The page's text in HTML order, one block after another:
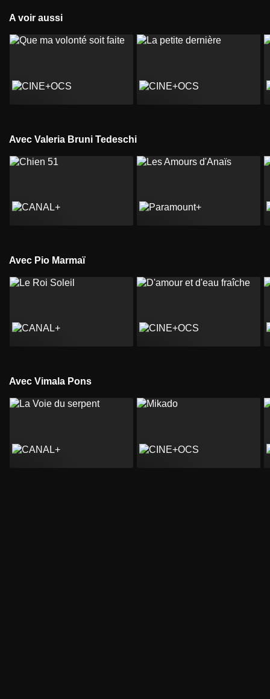
A voir aussi
Avec Valeria Bruni Tedeschi
Avec Pio Marmaï
Avec Vimala Pons